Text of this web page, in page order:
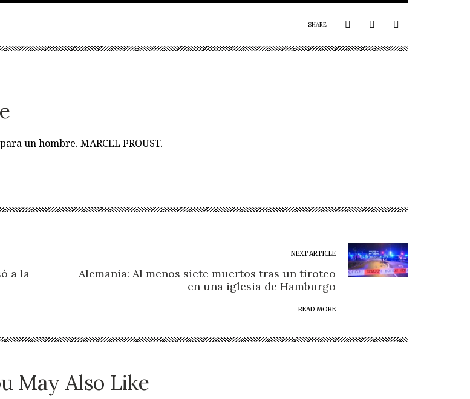
SHARE
un hombre. MARCEL PROUST.
a la
NEXT ARTICLE
Alemania: Al menos siete muertos tras un tiroteo
en una iglesia de Hamburgo
READ MORE
May Also Like